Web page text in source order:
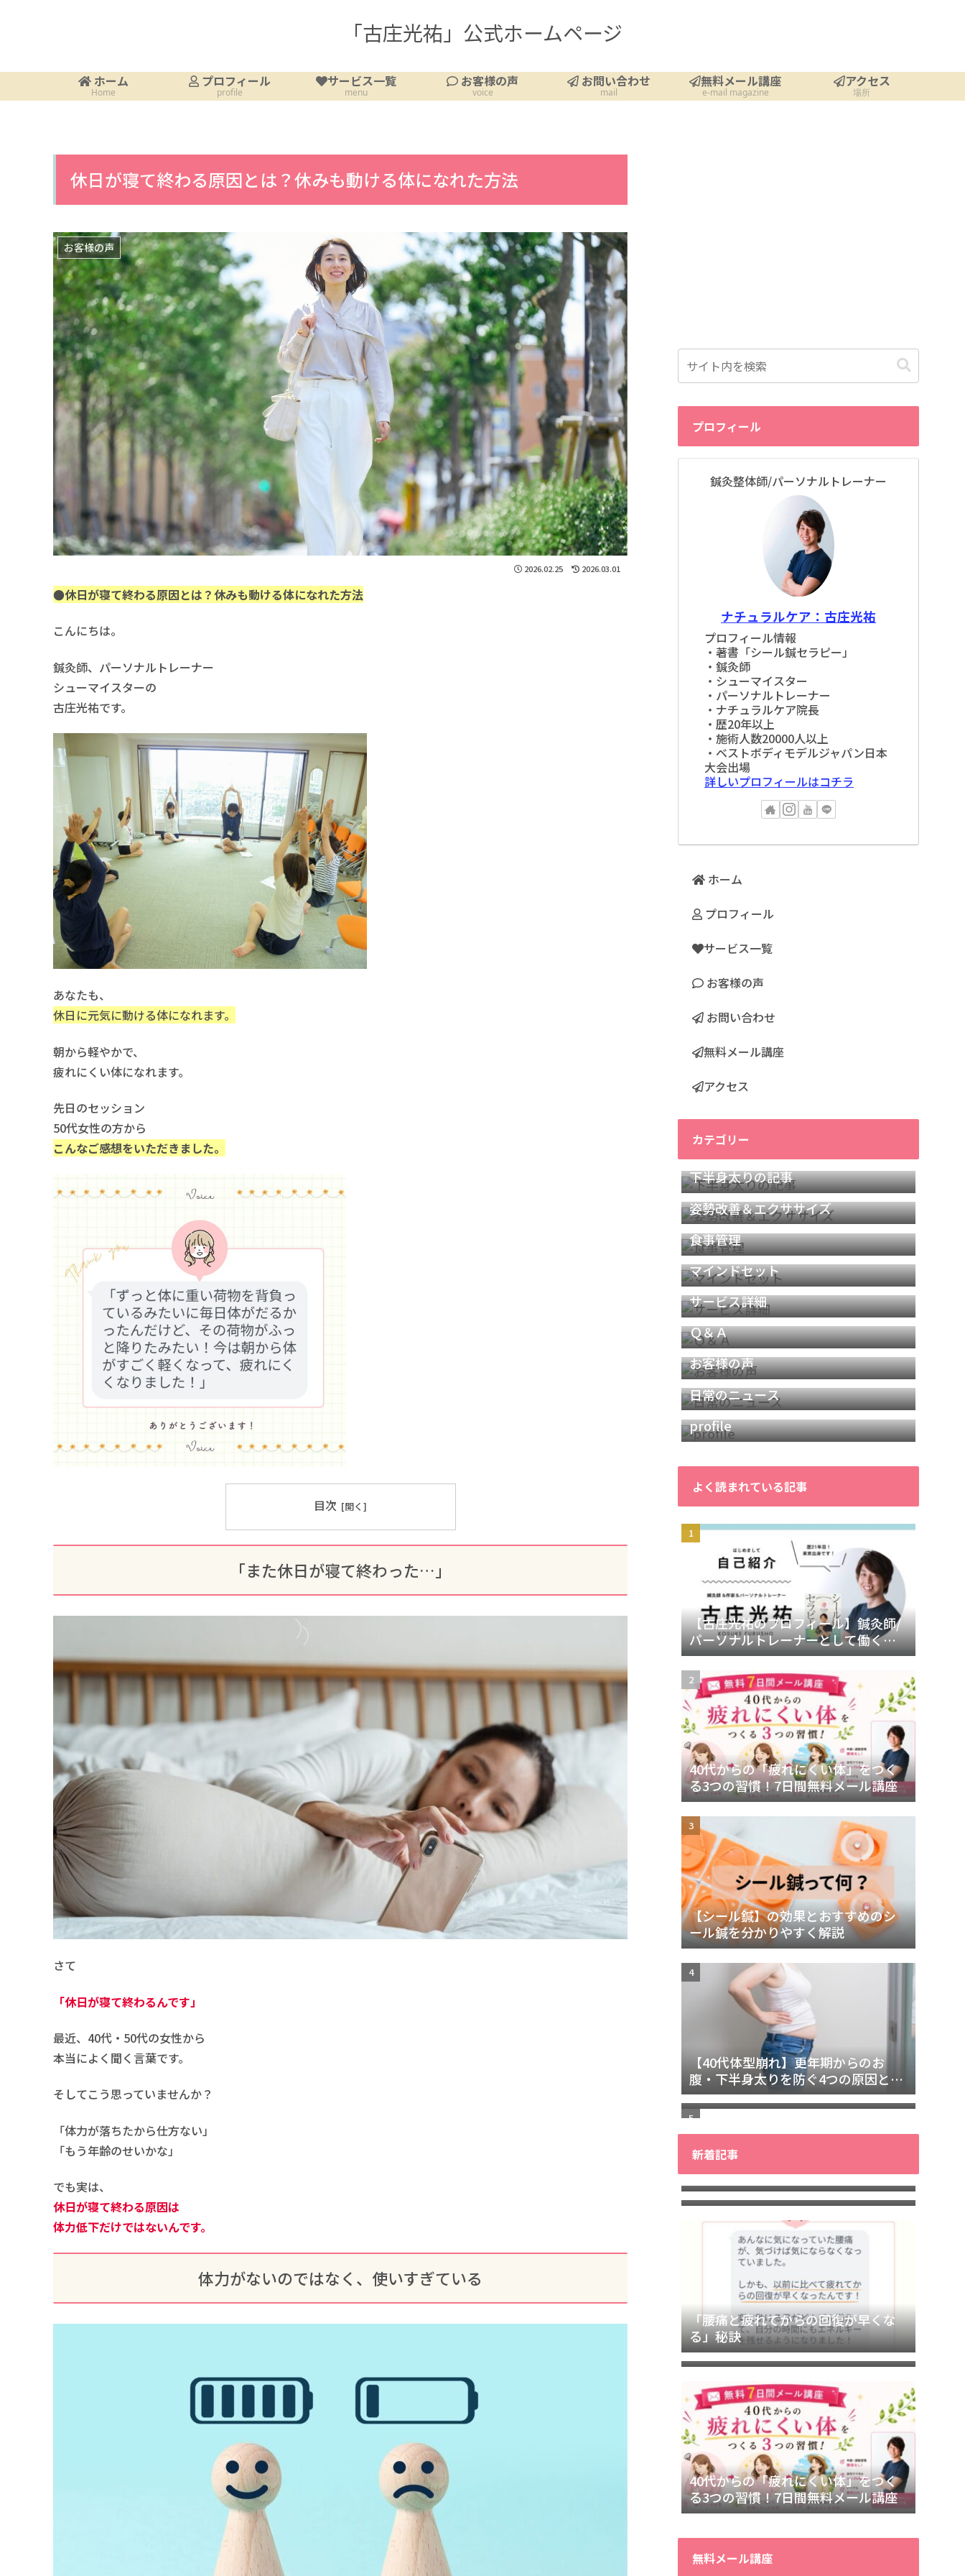
「古庄光祐」公式ホームページ
ホーム
Home
プロフィール
profile
サービス一覧
menu
お客様の声
voice
お問い合わせ
mail
無料メール講座
e-mail magazine
アクセス
場所
休日が寝て終わる原因とは？休みも動ける体になれた方法
お客様の声
2026.02.25 2026.03.01
●休日が寝て終わる原因とは？休みも動ける体になれた方法
こんにちは。
鍼灸師、パーソナルトレーナー
シューマイスターの
古庄光祐です。
あなたも、
休日に元気に動ける体になれます。
朝から軽やかで、
疲れにくい体になれます。
先日のセッション
50代女性の方から
こんなご感想をいただきました。
目次
「また休日が寝て終わった…」
さて
「休日が寝て終わるんです」
最近、40代・50代の女性から
本当によく聞く言葉です。
そしてこう思っていませんか？
「体力が落ちたから仕方ない」
「もう年齢のせいかな」
でも実は、
休日が寝て終わる原因は
体力低下だけではないんです。
体力がないのではなく、使いすぎている
プロフィール
鍼灸整体師/パーソナルトレーナー
ナチュラルケア：古庄光祐
プロフィール情報
・著書「シール鍼セラピー」
・鍼灸師
・シューマイスター
・パーソナルトレーナー
・ナチュラルケア院長
・歴20年以上
・施術人数20000人以上
・ベストボディモデルジャパン日本
大会出場
詳しいプロフィールはコチラ
ホーム
プロフィール
サービス一覧
お客様の声
お問い合わせ
無料メール講座
アクセス
カテゴリー
下半身太りの記事
姿勢改善＆エクササイズ
食事管理
マインドセット
サービス詳細
Ｑ＆Ａ
お客様の声
日常のニュース
profile
よく読まれている記事
【古庄光祐のプロフィール】鍼灸師/
パーソナルトレーナーとして働く理
由
40代からの「疲れにくい体」をつく
る3つの習慣！7日間無料メール講座
【シール鍼】の効果とおすすめのシ
ール鍼を分かりやすく解説
【40代体型崩れ】更年期からのお
腹・下半身太りを防ぐ4つの原因と改
善法
巻き肩のセルフチェック方法と原因
｜自分で改善するための完全ガイド
新着記事
40代からの「疲れやすさ」の正体が
わかる！無料10日間メール講座
40代からの「疲れやすさ」オンライ
ン診断講座
「腰痛と疲れてからの回復が早くな
る」秘訣
「マッサージへ行っても、すぐ疲れ
が戻る…」その理由
40代からの「疲れにくい体」をつく
る3つの習慣！7日間無料メール講座
無料メール講座